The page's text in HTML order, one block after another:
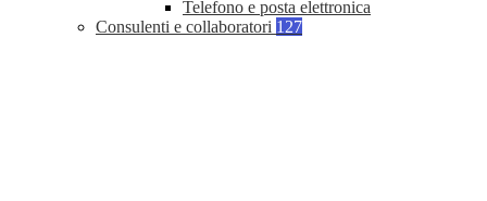
Telefono e posta elettronica
Consulenti e collaboratori 127